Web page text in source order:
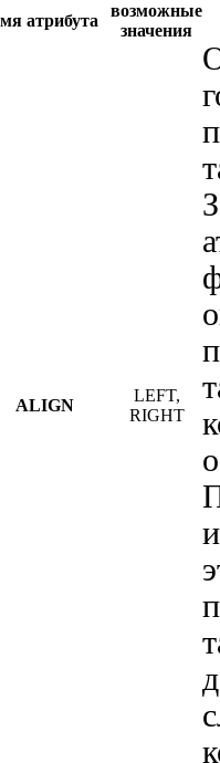
атрибута
возможные
значения
ALIGN
LEFT,
RIGHT